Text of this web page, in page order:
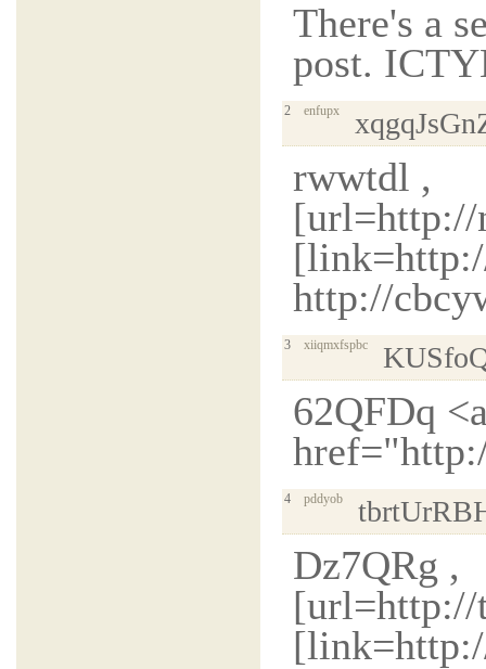
There's a
post.
2 enfupx
rwwtdl ,
[url=http://
http://
3 xiiqmxfspbc
62QFDq
4 pddyob
Dz7QRg ,